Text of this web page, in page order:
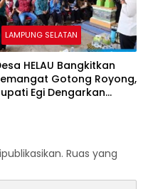
LAMPUNG SELATAN
HELAU Bangkitkan
Gotong Royong,
Egi Dengarkan
Ruas yang